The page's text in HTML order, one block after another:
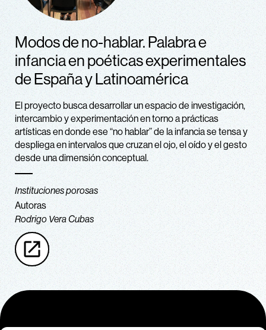
Modos de no-hablar. Palabra e
infancia en poéticas experimentales
de España y Latinoamérica
El proyecto busca desarrollar un espacio de investigación,
intercambio y experimentación en torno a prácticas
artísticas en donde ese “no hablar” de la infancia se tensa y
despliega en intervalos que cruzan el ojo, el oído y el gesto
desde una dimensión conceptual.
Instituciones porosas
Autoras
Rodrigo Vera Cubas